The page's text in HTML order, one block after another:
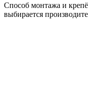
Способ монтажа и
выбирается